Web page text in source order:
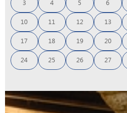
3 4 5 6
10 11 12 13
17 18 19 20
24 25 26 27